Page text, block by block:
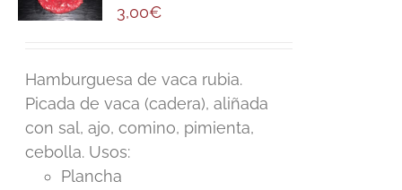
3,00€
Hamburguesa de vaca rubia.
Picada de vaca (cadera), aliñada
con sal, ajo, comino, pimienta,
cebolla. Usos:
Plancha